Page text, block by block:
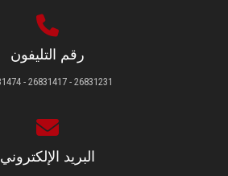
رقم التليفون
26831231 - 26831417 - 26831474
البريد الإلكتروني